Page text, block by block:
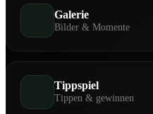
Galerie
Bilder & Momente
Tippspiel
Tippen & gewinnen